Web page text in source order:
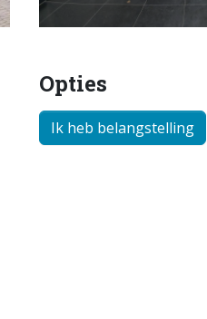
Opties
Ik heb belangstelling